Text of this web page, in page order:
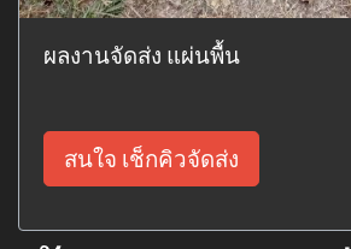
ผลงานจัดส่ง แผ่นพื้น
สนใจ เช็กคิวจัดส่ง